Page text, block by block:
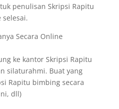
penulisan Skripsi Rapitu
Secara Online
ke kantor Skripsi Rapitu
silaturahmi. Buat yang
Rapitu bimbing secara
dll)